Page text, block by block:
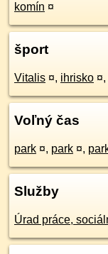
komín ¤
šport
Vitalis ¤, ihrisko ¤,
Voľný čas
park ¤, park ¤,
Služby
Úrad práce,